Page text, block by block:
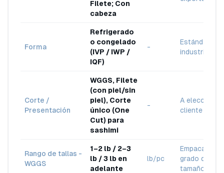
Filete; Con
cabeza
Forma
Refrigerado
o congelado
(IVP / IWP /
IQF)
-
Estándar de
industria
Corte /
Presentación
WGGS, Filete
(con piel/sin
piel), Corte
único (One
Cut) para
sashimi
-
A elección
cliente
Rango de tallas -
WGGS
1–2 lb / 2–3
lb / 3 lb en
adelante
lb/pc
Empacado
grado de
tamaño